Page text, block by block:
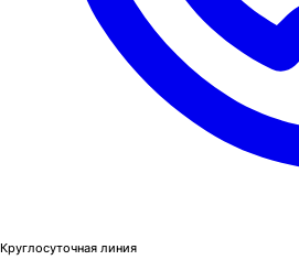
Круглосуточная линия